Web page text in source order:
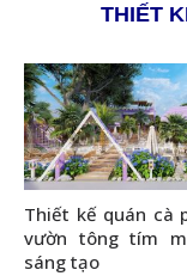
THIẾT
Thiết kế quán cà
vườn tông tím
sáng tạo